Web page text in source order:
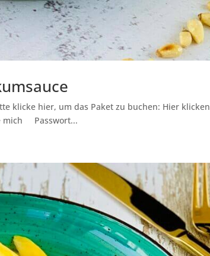
klicke hier, um das Paket zu buchen: Hier klicken
mich Passwort...